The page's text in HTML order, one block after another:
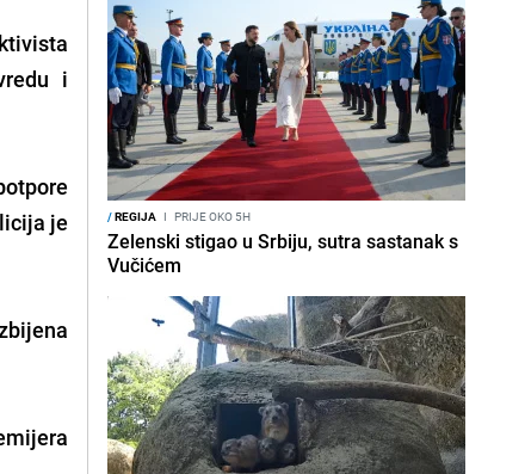
i
je
/REGIJA I PRIJE OKO 5H
Zelenski stigao u Srbiju, sutra sastanak s
Vučićem